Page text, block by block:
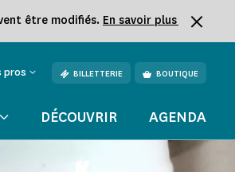
être modifiés. En savoir plus
pros BILLETTERIE BOUTIQUE
DÉCOUVRIR AGENDA